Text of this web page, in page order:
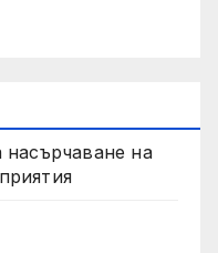
насърчаване на